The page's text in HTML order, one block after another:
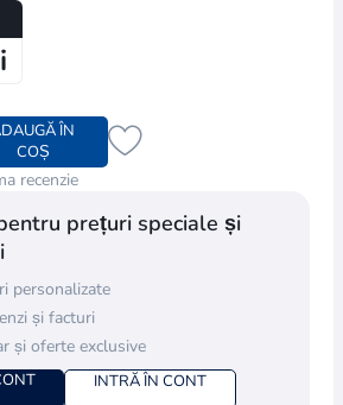
ÎN
COȘ
recenzie
prețuri speciale și
personalizate
și facturi
și oferte exclusive
INTRĂ ÎN CONT